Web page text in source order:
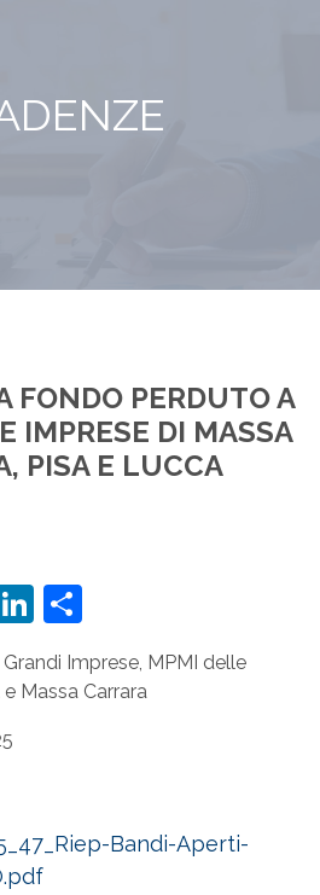
FONDO PERDUTO A
IMPRESE DI MASSA
PISA E LUCCA
LinkedIn
Grandi Imprese, MPMI delle
Massa Carrara
Bandi-Aperti-